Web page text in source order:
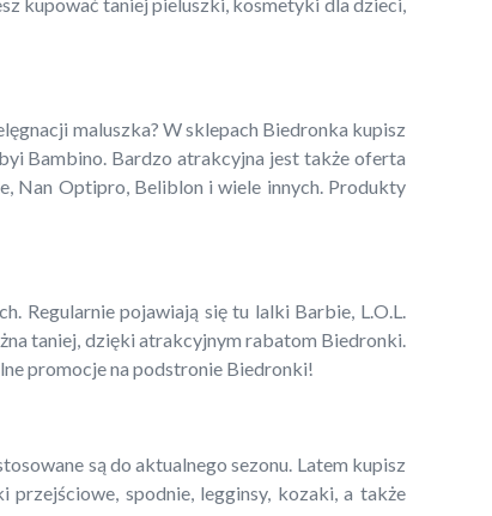
maluszka? W sklepach Biedronka kupisz
Bambino. Bardzo atrakcyjna jest także oferta
Nan Optipro, Beliblon i wiele innych. Produkty
Regularnie pojawiają się tu lalki Barbie, L.O.L.
taniej, dzięki atrakcyjnym rabatom Biedronki.
promocje na podstronie Biedronki!
są do aktualnego sezonu. Latem kupisz
spodnie, legginsy, kozaki, a także